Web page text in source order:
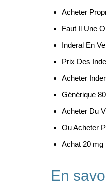
Acheter
Faut Il Une
Inderal En
Prix Des
Acheter
Générique
Acheter Du
Ou Acheter
Achat 20 mg
En